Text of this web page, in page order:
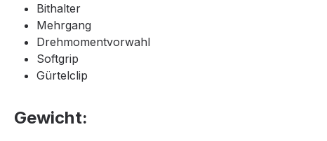
Bithalter
Mehrgang
Drehmomentvorwahl
Softgrip
Gürtelclip
Gewicht: